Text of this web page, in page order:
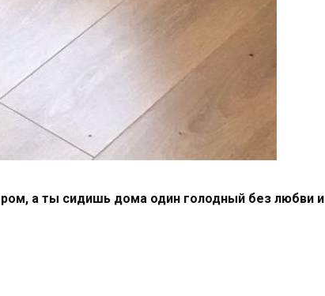
а ты сидишь дома один голодный без любви и